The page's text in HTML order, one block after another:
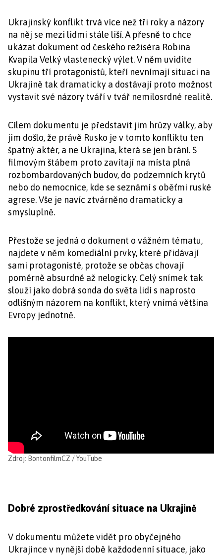
Ukrajinský konflikt trvá více než tři roky a názory
na něj se mezi lidmi stále liší. A přesně to chce
ukázat dokument od českého režiséra Robina
Kvapila Velký vlastenecký výlet. V něm uvidíte
skupinu tří protagonistů, kteří nevnímají situaci na
Ukrajině tak dramaticky a dostávají proto možnost
vystavit své názory tváří v tvář nemilosrdné realitě.
Cílem dokumentu je představit jim hrůzy války, aby
jim došlo, že právě Rusko je v tomto konfliktu ten
špatný aktér, a ne Ukrajina, která se jen brání. S
filmovým štábem proto zavítají na místa plná
rozbombardovaných budov, do podzemních krytů
nebo do nemocnice, kde se seznámí s oběťmi ruské
agrese. Vše je navíc ztvárněno dramaticky a
smysluplně.
Přestože se jedná o dokument o vážném tématu,
najdete v něm komediální prvky, které přidávají
sami protagonisté, protože se občas chovají
poměrně absurdně až nelogicky. Celý snímek tak
slouží jako dobrá sonda do světa lidí s naprosto
odlišným názorem na konflikt, který vnímá většina
Evropy jednotně.
Zdroj: BontonfilmCZ / YouTube
Dobré zprostředkování situace na Ukrajině
V dokumentu můžete vidět pro obyčejného
Ukrajince v nynější době každodenní situace, jako